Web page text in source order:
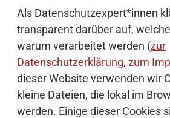
Als Datenschutzexpert*innen
transparent darüber auf,
warum verarbeitet werden (zur
Datenschutzerklärung,zum
dieser Website verwenden wir
kleine Dateien, die lokal im
werden. Einige dieser Cookies
Anwendungsbereiche. Das ist
Zukunftsszenario. Die
aber bereits jetzt gelegt – mit der
entsprechenden Infrastruktur.
wir daran, diese gemeinsam
aufzubauen und zu gestalten –
gehört der datengetriebenen